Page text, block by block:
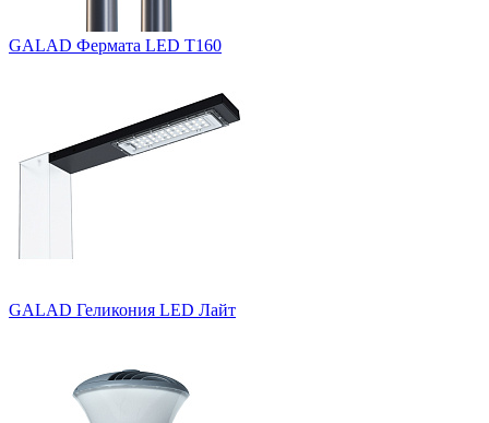
GALAD Фермата LED Т160
GALAD Геликония LED Лайт